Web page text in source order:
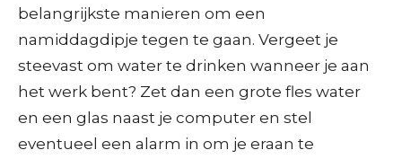
belangrijkste manieren om een
namiddagdipje tegen te gaan. Vergeet je
steevast om water te drinken wanneer je aan
het werk bent? Zet dan een grote fles water
en een glas naast je computer en stel
eventueel een alarm in om je eraan te